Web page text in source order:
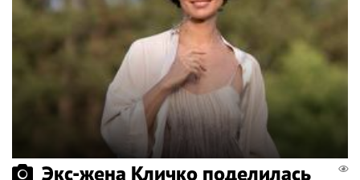
Экс-жена Кличко поделилась